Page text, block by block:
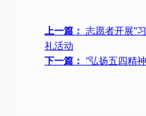
上一篇： 志愿者开展“
礼活动
下一篇： “弘扬五四精